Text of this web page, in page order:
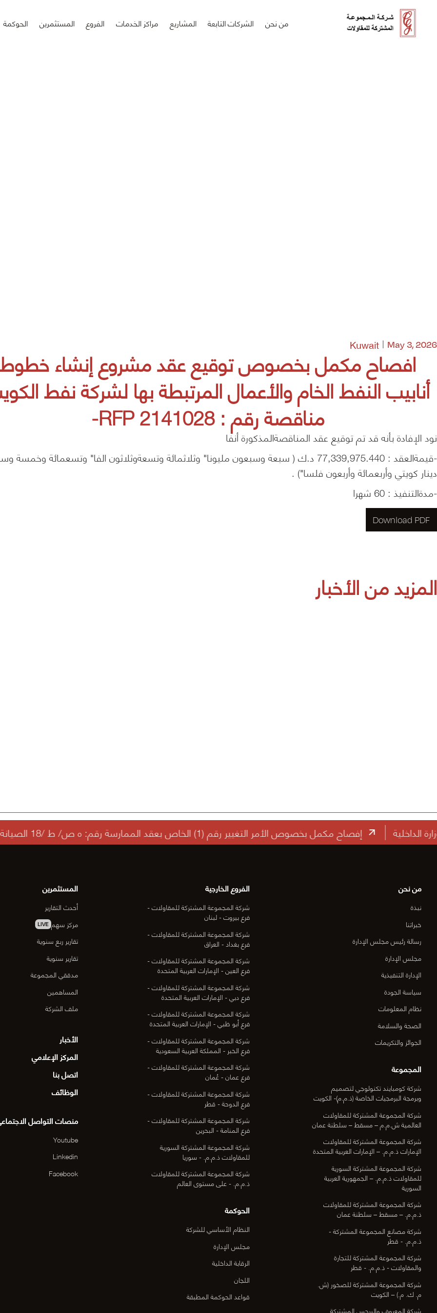
من نحن الشركات التابعة المشاريع مراكز الخدمات الفروع المستثمرين الحوكمة
افصاح مكمل بخصوص توقيع عقد مشروع إنشاء
أنابيب النفط الخام والأعمال المرتبطة بها لشركة نفط
مناقصة رقم : 2141028 RFP-
May 3, 2026
Kuwait
نود الإفادة بأنه قد تم توقيع عقد المناقصةالمذكورة أنفا
-قيمةالعقد : 77,339,975.440 د.ك ( سبعة وسبعون مليونا" وثلاثمائة وتسعةوثلاثون الفا" وتسعمائة وخمسة
دينار كويتي وأربعمائة وأربعون فلسا") .
-مدةالتنفيذ : 60 شهرا
Download PDF
المزيد من الأخبار
إفصاح مكمل بخصوص الأمر التغيير رقم (1) الخاص بعقد الممارسة رقم: ه ص/ ط /18 الصيانة الجذرية لأعمال الطرق في محافظة مبارك الكبير (النطاق الثاني).
من نحن
نبذة
خبراتنا
رسالة رئيس مجلس الإدارة
مجلس الإدارة
الإدارة التنفيذية
سياسة الجودة
نظام المعلومات
الصحة والسلامة
الجوائز والتكريمات
المجموعة
شركة كومبايند تكنولوجي لتصميم
وبرمجة البرمجيات الخاصة (ذ.م.م)- الكويت
شركة المجموعة المشتركة للمقاولات
العالمية ش.م.م – مسقط – سلطنة عمان
شركة المجموعة المشتركة للمقاولات
الإمارات ذ.م.م. – الإمارات العربية المتحدة
شركة المجموعة المشتركة السورية
للمقاولات ذ.م.م. – الجمهورية العربية
السورية
شركة المجموعة المشتركة للمقاولات
ذ.م.م. – مسقط – سلطنة عمان
شركة مصانع المجموعة المشتركة -
ذ.م.م. - قطر
شركة المجموعة المشتركة للتجارة
والمقاولات - ذ.م.م. - قطر
شركة المجموعة المشتركة للصخور (ش.
م. ك. م.) – الكويت
شركة المعروف والبرجس المشتركة
الفروع الخارجية
شركة المجموعة المشتركة للمقاولات -
فرع بيروت - لبنان
شركة المجموعة المشتركة للمقاولات -
فرع بغداد - العراق
شركة المجموعة المشتركة للمقاولات -
فرع العين - الإمارات العربية المتحدة
شركة المجموعة المشتركة للمقاولات -
فرع دبي - الإمارات العربية المتحدة
شركة المجموعة المشتركة للمقاولات -
فرع أبو ظبي - الإمارات العربية المتحدة
شركة المجموعة المشتركة للمقاولات -
فرع الخبر - المملكة العربية السعودية
شركة المجموعة المشتركة للمقاولات -
فرع عمان - عُمان
شركة المجموعة المشتركة للمقاولات -
فرع الدوحة - قطر
شركة المجموعة المشتركة للمقاولات -
فرع المنامة - البحرين
شركة المجموعة المشتركة السورية
للمقاولات ذ.م.م. - سوريا
شركة المجموعة المشتركة للمقاولات
ذ.م.م. - على مستوى العالم
الحوكمة
النظام الأساسي للشركة
مجلس الإدارة
الرقابة الداخلية
اللجان
قواعد الحوكمة المطبقة
المستثمرين
أحدث التقارير
مركز سهم LIVE
تقارير ربع سنوية
تقارير سنوية
مدققي المجموعة
المساهمين
ملف الشركة
الأخبار
المركز الإعلامي
اتصل بنا
الوظائف
منصات التواصل
Youtube
Linkedin
Facebook